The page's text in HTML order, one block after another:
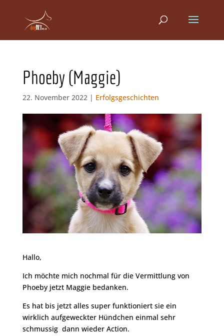
Phoeby (Maggie)
22. November 2022 | Erfolgsgeschichten
Hallo,
Ich möchte mich nochmal für die Vermittlung von
Phoeby jetzt Maggie bedanken.
Es hat bis jetzt alles super funktioniert sie ein
wirklich aufgeweckter Hündchen einmal sehr
schmussig dann wieder Action.